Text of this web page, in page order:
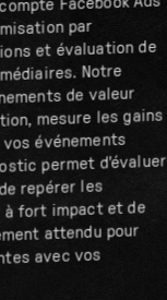
Facebook Ads
par
et évaluation de
Notre
de valeur
mesure les gains
événements
permet d'évaluer
repérer les
fort impact et de
attendu pour
avec vos